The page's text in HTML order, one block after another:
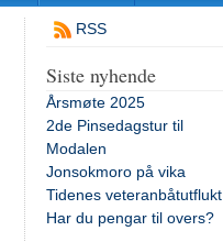
RSS
Siste nyhende
Årsmøte 2025
2de Pinsedagstur til
Modalen
Jonsokmoro på vika
Tidenes veteranbåtutflukt
Har du pengar til overs?